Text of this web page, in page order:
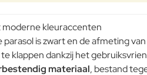
moderne kleuraccenten
parasol is zwart en de afmeting
klappen dankzij het
materiaal, bestand